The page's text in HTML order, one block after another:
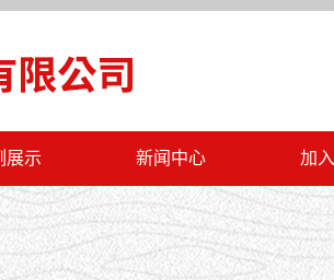
展示
案例
新闻中心
公司新闻
行业新闻
加